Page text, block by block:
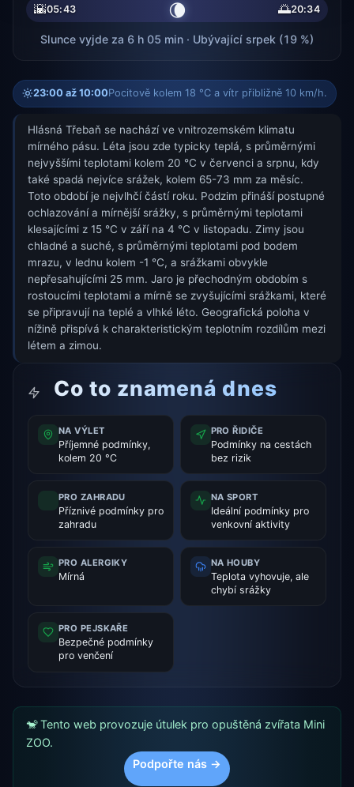
🌇05:43 🌘 🌅20:34
Slunce vyjde za 6 h 05 min · Ubývající srpek (19 %)
23:00 až 10:00Pocitově kolem 18 °C a vítr přibližně 10 km/h.
Hlásná Třebaň se nachází ve vnitrozemském klimatu
mírného pásu. Léta jsou zde typicky teplá, s průměrnými
nejvyššími teplotami kolem 20 °C v červenci a srpnu, kdy
také spadá nejvíce srážek, kolem 65-73 mm za měsíc.
Toto období je nejvlhčí částí roku. Podzim přináší postupné
ochlazování a mírnější srážky, s průměrnými teplotami
klesajícími z 15 °C v září na 4 °C v listopadu. Zimy jsou
chladné a suché, s průměrnými teplotami pod bodem
mrazu, v lednu kolem -1 °C, a srážkami obvykle
nepřesahujícími 25 mm. Jaro je přechodným obdobím s
rostoucími teplotami a mírně se zvyšujícími srážkami, které
se připravují na teplé a vlhké léto. Geografická poloha v
nížině přispívá k charakteristickým teplotním rozdílům mezi
létem a zimou.
Co to znamená dnes
NA VÝLET
Příjemné podmínky,
kolem 20 °C
PRO ŘIDIČE
Podmínky na cestách
bez rizik
PRO ZAHRADU
Příznivé podmínky pro
zahradu
NA SPORT
Ideální podmínky pro
venkovní aktivity
PRO ALERGIKY
Mírná
NA HOUBY
Teplota vyhovuje, ale
chybí srážky
PRO PEJSKAŘE
Bezpečné podmínky
pro venčení
🐒 Tento web provozuje útulek pro opuštěná zvířata Mini
ZOO.
Podpořte nás →